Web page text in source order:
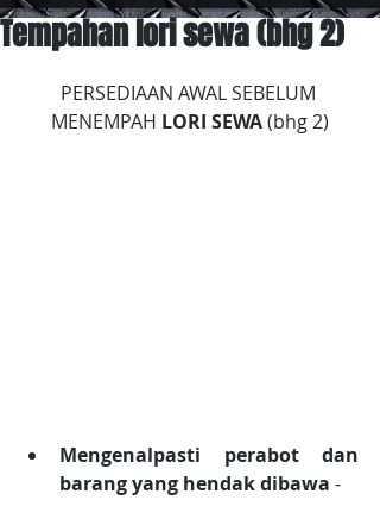
Tempahan lori sewa (bhg 2)
PERSEDIAAN AWAL SEBELUM
MENEMPAH LORI SEWA (bhg 2)
Mengenalpasti perabot dan
barang yang hendak dibawa -